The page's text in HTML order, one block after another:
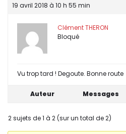
19 avril 2018 à 10 h 55 min
Clément THERON
Bloqué
Vu trop tard ! Degoute. Bonne route
Auteur Messages
2 sujets de 1 à 2 (sur un total de 2)